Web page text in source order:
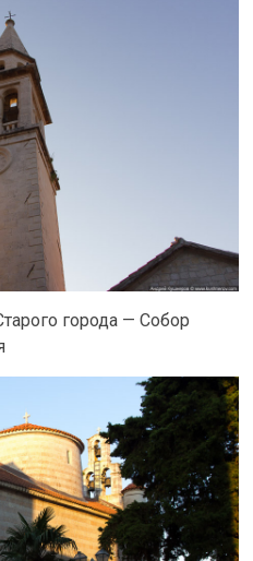
города — Собор